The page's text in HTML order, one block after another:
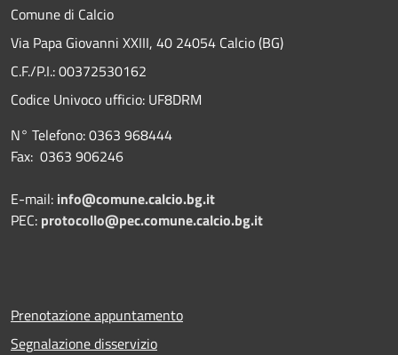
Comune di Calcio
Via Papa Giovanni XXIII, 40 24054 Calcio (BG)
C.F./P.I.: 00372530162
Codice Univoco ufficio: UF8DRM
N° Telefono: 0363 968444
Fax: 0363 906246
E-mail: info@comune.calcio.bg.it
PEC: protocollo@pec.comune.calcio.bg.it
Prenotazione appuntamento
Segnalazione disservizio